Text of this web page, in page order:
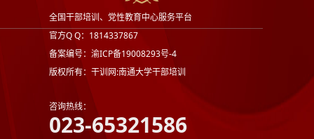
全国干部培训、党性教育中心服务平台
官方Q Q：1814337867
备案编号：渝ICP备19008293号-4
版权所有：干训网:南通大学干部培训
咨询热线：
023-65321586